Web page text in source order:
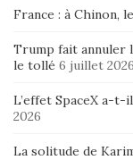
France : à Chinon,
Trump fait annuler
le tollé 6 juillet 2026
L’effet SpaceX a-
2026
La solitude de